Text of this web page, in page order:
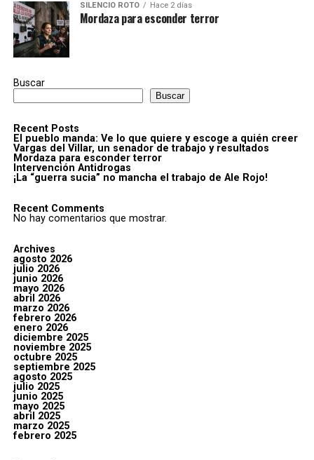
SILENCIO ROTO Hace 2 días
Mordaza para esconder terror
Buscar
Buscar
Recent Posts
El pueblo manda: Ve lo que quiere y escoge a quién creer
Vargas del Villar, un senador de trabajo y resultados
Mordaza para esconder terror
Intervención Antidrogas
¡La “guerra sucia” no mancha el trabajo de Ale Rojo!
Recent Comments
No hay comentarios que mostrar.
Archives
agosto 2026
julio 2026
junio 2026
mayo 2026
abril 2026
marzo 2026
febrero 2026
enero 2026
diciembre 2025
noviembre 2025
octubre 2025
septiembre 2025
agosto 2025
julio 2025
junio 2025
mayo 2025
abril 2025
marzo 2025
febrero 2025